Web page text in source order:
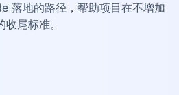
落地的路径，帮助项目在不增加
尾标准。